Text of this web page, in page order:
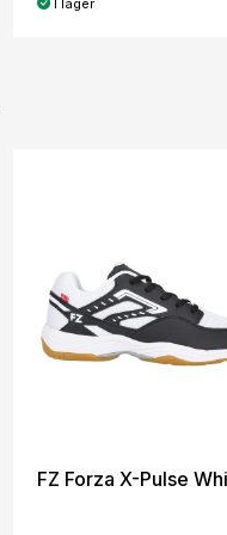
I lager
FZ Forza X-Pulse